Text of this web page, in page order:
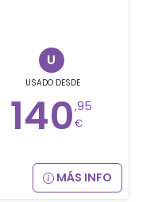
U
USADO DESDE
140,95
€
MÁS INFO